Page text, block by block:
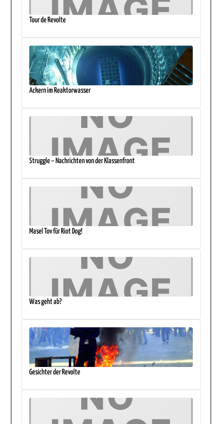
Tour de Revolte
Ackern im Reaktorwasser
Struggle – Nachrichten von der Klassenfront
Masel Tov für Riot Dog!
Was geht ab?
Gesichter der Revolte